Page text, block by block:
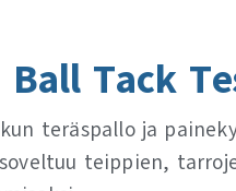
Tack
teräspallo ja
teippien,